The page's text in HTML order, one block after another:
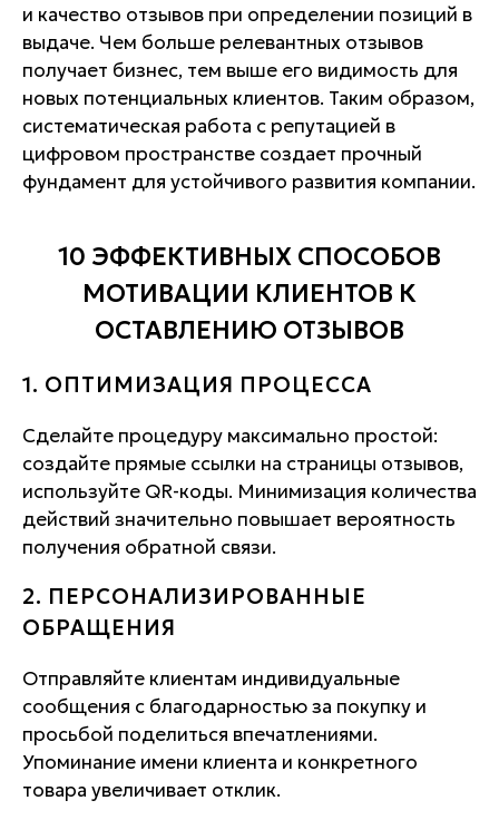
и качество отзывов при определении позиций в
выдаче. Чем больше релевантных отзывов
получает бизнес, тем выше его видимость для
новых потенциальных клиентов. Таким образом,
систематическая работа с репутацией в
цифровом пространстве создает прочный
фундамент для устойчивого развития компании.
10 ЭФФЕКТИВНЫХ СПОСОБОВ
МОТИВАЦИИ КЛИЕНТОВ К
ОСТАВЛЕНИЮ ОТЗЫВОВ
1. ОПТИМИЗАЦИЯ ПРОЦЕССА
Сделайте процедуру максимально простой:
создайте прямые ссылки на страницы отзывов,
используйте QR-коды. Минимизация количества
действий значительно повышает вероятность
получения обратной связи.
2. ПЕРСОНАЛИЗИРОВАННЫЕ
ОБРАЩЕНИЯ
Отправляйте клиентам индивидуальные
сообщения с благодарностью за покупку и
просьбой поделиться впечатлениями.
Упоминание имени клиента и конкретного
товара увеличивает отклик.